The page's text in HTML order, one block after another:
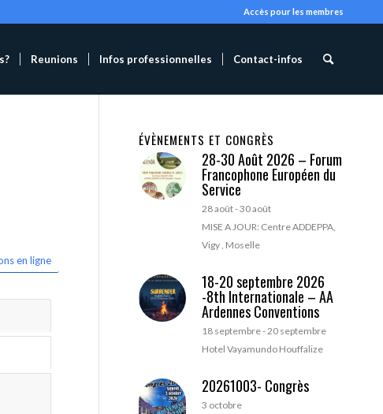
Accès pour les membres
Reunions Infos professionnelles Contact-infos
en ligne
ÉVÈNEMENTS ET CONGRÈS
28-30 Août 2026 – Forum
Francophone Européen du
Service
28 août-30 août
MISE A JOUR: Centre ADDEPPA,
Vigy , Moselle
18-20 septembre 2026
-8th Internationale – AA
Ardennes Conventions
18 septembre-20 septembre
Hotel Vayamundo Houffalize
20261003- Congrès
3 octobre